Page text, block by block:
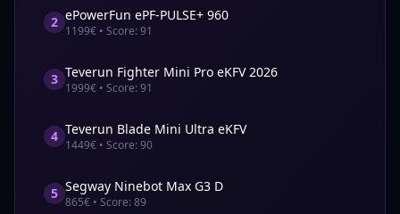
2 ePowerFun ePF-PULSE+ 960
1199€ • Score: 91
3 Teverun Fighter Mini Pro eKFV 2026
1999€ • Score:91
4 Teverun Blade Mini Ultra eKFV
1449€ • Score:90
5 Segway Ninebot Max G3 D
865€ • Score:89